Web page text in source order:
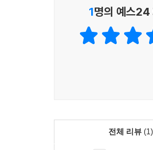
무엇보다도 이 작품에서 두
서술형식을 들 수 있는데,
분신은 작업의 성격을 ‘추억
순진하고 행복하기만 한 ‘유
다각적인 얼굴 아래 드러나는
1명의 예스24
전체 리뷰 (1)